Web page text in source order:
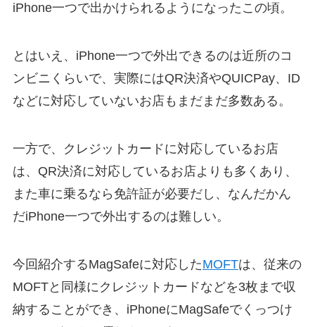
iPhone一つで出かけられるようになったこの頃。
とはいえ、iPhone一つで外出できるのは近所のコ
ンビニくらいで、実際にはQR決済やQUICPay、ID
などに対応していないお店もまだまだ多数ある。
一方で、クレジットカードに対応しているお店
は、QR決済に対応しているお店よりも多くあり、
また車に乗るなら免許証が必要だし、なんだかん
だiPhone一つで外出するのは難しい。
今回紹介するMagSafeに対応したMOFTは、従来の
MOFTと同様にクレジットカードなどを3枚まで収
納することができ、iPhoneにMagSafeでくっつけ